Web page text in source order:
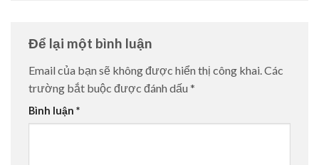
Để lại một bình luận
Email của bạn sẽ không được hiển thị công khai.Các
trường bắt buộc được đánh dấu *
Bình luận *